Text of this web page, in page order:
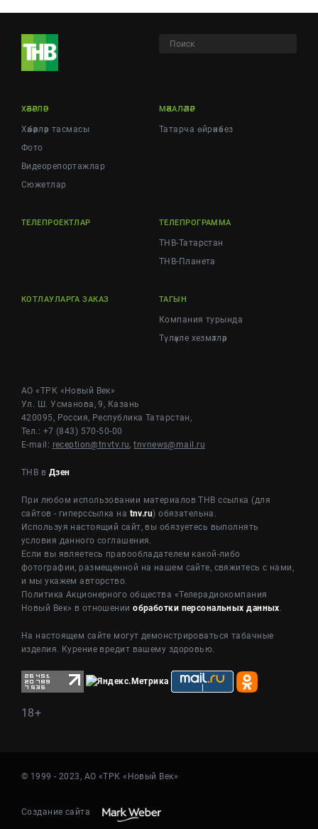
ХӘБӘРЛӘР
Хәбәрләр тасмасы
Фото
Видеорепортажлар
Cюжетлар
МӘКАЛӘЛӘР
Татарча өйрәнәбез
ТЕЛЕПРОЕКТЛАР ТЕЛЕПРОГРАММА
ТНВ-Татарстан
ТНВ-Планета
КОТЛАУЛАРГА ЗАКАЗ ТАГЫН
Компания турында
Түләүле хезмәтләр
АО «ТРК «Новый Век»
Ул. Ш. Усманова, 9, Казань
420095, Россия, Республика Татарстан,
Тел.: +7 (843) 570-50-00
E-mail: reception@tnvtv.ru,tnvnews@mail.ru
ТНВ в Дзен
При любом использовании материалов ТНВ ссылка (для
сайтов - гиперссылка на tnv.ru) обязательна.
Используя настоящий сайт, вы обязуетесь выполнять
условия данного соглашения.
Если вы являетесь правообладателем какой-либо
фотографии, размещенной на нашем сайте, свяжитесь с нами,
и мы укажем авторство.
Политика Акционерного общества «Телерадиокомпания
Новый Век» в отношенииобработки персональных данных.
На настоящем сайте могут демонстрироваться табачные
изделия. Курение вредит вашему здоровью.
18+
© 1999 - 2023, АО «ТРК «Новый Век»
Создание сайта